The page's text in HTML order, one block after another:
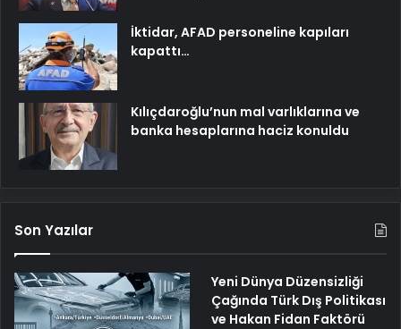
İktidar, AFAD personeline kapıları
kapattı…
Kılıçdaroğlu’nun mal varlıklarına ve
banka hesaplarına haciz konuldu
Son Yazılar
Yeni Dünya Düzensizliği
Çağında Türk Dış Politikası
ve Hakan Fidan Faktörü